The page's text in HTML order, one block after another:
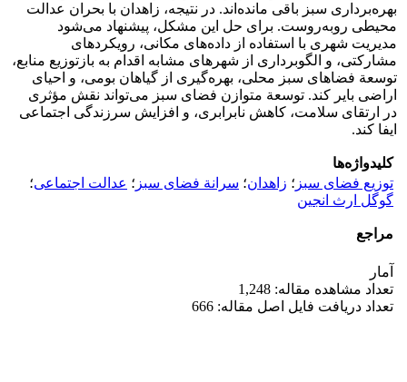
بهره‌برداری سبز باقی مانده‌اند. در نتیجه، زاهدان با بحران عدالت
محیطی روبه‌روست. برای حل این مشکل، پیشنهاد می‌شود
مدیریت شهری با استفاده از داده‌های مکانی، رویکردهای
مشارکتی، و الگوبرداری از شهرهای مشابه اقدام به بازتوزیع منابع،
توسعة فضاهای سبز محلی، بهره‌گیری از گیاهان بومی، و احیای
اراضی بایر کند. توسعة متوازن فضای سبز می‌تواند نقش مؤثری
در ارتقای سلامت، کاهش نابرابری، و افزایش سرزندگی اجتماعی
ایفا کند.
کلیدواژه‌ها
توزیع فضای سبز ؛ زاهدان؛ سرانة فضای سبز ؛ عدالت اجتماعی؛
گوگل ارث انجین
مراجع
آمار
تعداد مشاهده مقاله: 1,248
تعداد دریافت فایل اصل مقاله: 666